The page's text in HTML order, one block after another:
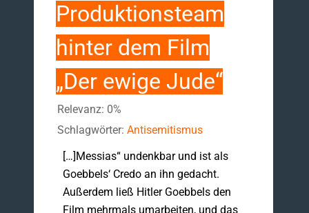
Produktionsteam
hinter dem Film
„Der ewige Jude“
Relevanz: 0%
Schlagwörter: Antisemitismus
[…]Messias“ undenkbar und ist als
Goebbels‘ Credo an ihn gedacht.
Außerdem ließ Hitler Goebbels den
Film mehrmals umarbeiten, und das